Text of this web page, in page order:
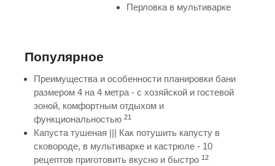
Перловка в мультиварке
Популярное
Преимущества и особенности планировки бани
размером 4 на 4 метра - с хозяйской и гостевой
зоной, комфортным отдыхом и
функциональностью 21
Капуста тушеная ||| Как потушить капусту в
сковороде, в мультиварке и кастрюле - 10
рецептов приготовить вкусно и быстро 12